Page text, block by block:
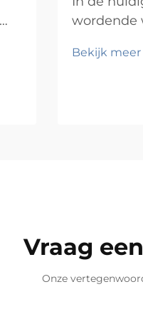
wordende
vierkante
inricht,
Bekijk meer
Vraag
Onze